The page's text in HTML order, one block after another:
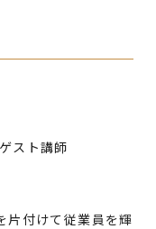
スト講師
片付けて従業員を輝